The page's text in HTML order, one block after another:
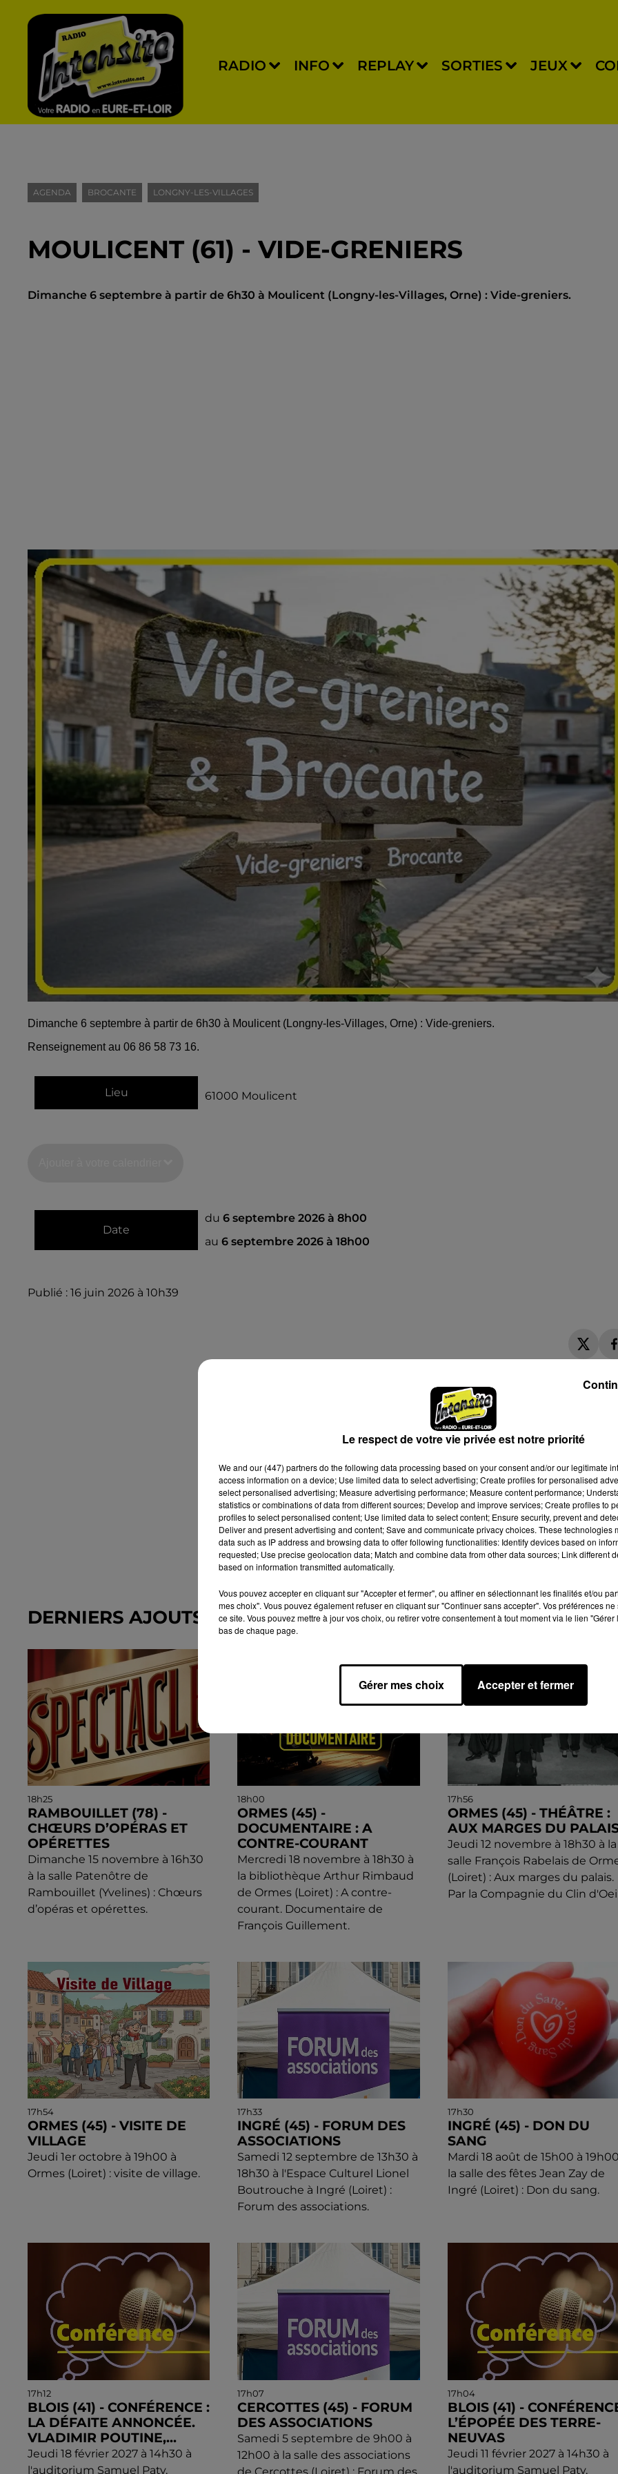
RADIO INFO REPLAY SORTIES JEUX
AGENDA BROCANTE LONGNY-LES-VILLAGES
MOULICENT (61) - VIDE-GRENIERS
Dimanche 6 septembre à partir de 6h30 à Moulicent (Longny-les-Villages, Orne) : Vide-greniers.
Dimanche 6 septembre à partir de 6h30 à Moulicent (Longny-les-Villages, Orne) : Vide-greniers.
Renseignement au 06 86 58 73 16.
Lieu 61000 Moulicent
Date
du6 septembre 2026 à 8h00
au6 septembre 2026 à 18h00
Publié : 16 juin 2026 à 10h39
DERNIERS AJOUTS DANS L'AGENDA
18h25
RAMBOUILLET (78) -
CHŒURS D’OPÉRAS ET
OPÉRETTES
Dimanche 15 novembre à 16h30
à la salle Patenôtre de
Rambouillet (Yvelines) : Chœurs
d’opéras et opérettes.
18h00
ORMES (45) -
DOCUMENTAIRE : A
CONTRE-COURANT
Mercredi 18 novembre à 18h30 à
la bibliothèque Arthur Rimbaud
de Ormes (Loiret) : A contre-
courant. Documentaire de
François Guillement.
17h56
ORMES (45) - THÉÂTRE :
AUX MARGES DU
Jeudi 12 novembre à 18h30 à la
salle François Rabelais de
(Loiret) : Aux marges du palais.
Par la Compagnie du Clin
17h54
ORMES (45) - VISITE DE
VILLAGE
Jeudi 1er octobre à 19h00 à
Ormes (Loiret) : visite de village.
17h33
INGRÉ (45) - FORUM DES
ASSOCIATIONS
Samedi 12 septembre de 13h30 à
18h30 à l'Espace Culturel Lionel
Boutrouche à Ingré (Loiret) :
Forum des associations.
17h30
INGRÉ (45) - DON DU
SANG
Mardi 18 août de 15h00 à
la salle des fêtes Jean Zay de
Ingré (Loiret) : Don du sang.
17h12
BLOIS (41) - CONFÉRENCE :
LA DÉFAITE ANNONCÉE.
VLADIMIR POUTINE,...
Jeudi 18 février 2027 à 14h30 à
l'auditorium Samuel Paty,
17h07
CERCOTTES (45) - FORUM
DES ASSOCIATIONS
Samedi 5 septembre de 9h00 à
12h00 à la salle des associations
de Cercottes (Loiret) : Forum des
17h04
BLOIS (41) -
L’ÉPOPÉE DES TERRE-
NEUVAS
Jeudi 11 février 2027 à 14h30 à
l'auditorium Samuel Paty,
Le respect de votre vie privée est notre priorité
We and our (447) partnersdo the following data processing based on your consent and/or our legitimate
access information on a device; Use limited data to select advertising; Create profiles for personalised
select personalised advertising; Measure advertising performance; Measure content performance;
statistics or combinations of data from different sources; Develop and improve services; Create profiles to
profiles to select personalised content; Use limited data to select content; Ensure security, prevent and
Deliver and present advertising and content; Save and communicate privacy choices. These technologies
data such as IP address and browsing data to offer following functionalities: Identify devices based on
requested; Use precise geolocation data; Match and combine data from other data sources; Link different
based on information transmitted automatically.
Vous pouvez accepter en cliquant sur "Accepter et fermer", ou affiner en sélectionnant les finalités et/ou
mes choix". Vous pouvez également refuser en cliquant sur "Continuer sans accepter". Vos préférences
ce site. Vous pouvez mettre à jour vos choix, ou retirer votre consentement à tout moment via le lien
bas de chaque page.
Gérer mes choix Accepter et fermer